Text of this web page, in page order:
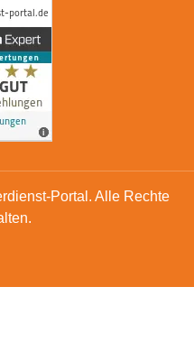
Portal. Alle Rechte